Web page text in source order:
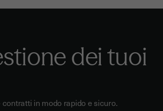
dei tuoi
in modo rapido e sicuro.